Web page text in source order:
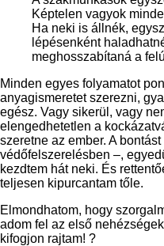
Képtelen vagyok
Ha neki is állnék,
lépésenként
meghosszabítaná a
Minden egyes folyamatot
anyagismeretet szerezni,
egész. Vagy sikerül, vagy
elengedhetetlen a
szeretne az ember. A
védőfelszerelésben –,
kezdtem hát neki. És
teljesen kipurcantam tőle.
Elmondhatom, hogy
adom fel az első
kifogjon rajtam! ?